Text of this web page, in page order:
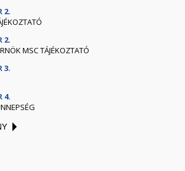
2.
2.
MSC TÁJÉKOZTATÓ
3.
4.